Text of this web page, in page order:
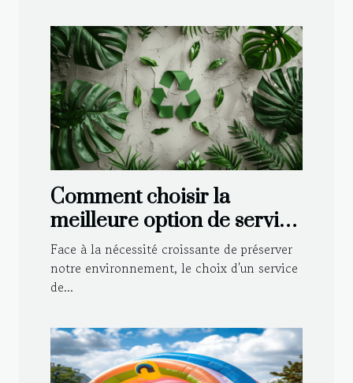
Comment choisir la
meilleure option de service
de débarras écologique ?
Face à la nécessité croissante de préserver
notre environnement, le choix d'un service
de...